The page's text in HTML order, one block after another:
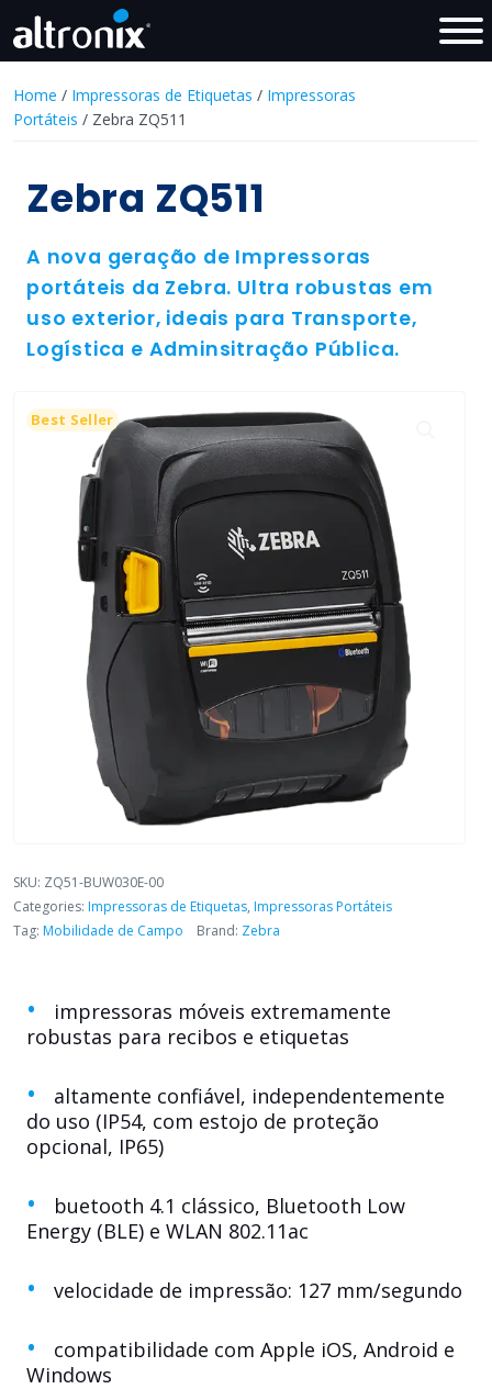
Home / Impressoras de Etiquetas / Impressoras
Portáteis / Zebra ZQ511
Zebra ZQ511
A nova geração de Impressoras
portáteis da Zebra. Ultra robustas em
uso exterior, ideais para Transporte,
Logística e Adminsitração Pública.
Best Seller
SKU: ZQ51-BUW030E-00
Categories: Impressoras de Etiquetas, Impressoras Portáteis
Tag: Mobilidade de Campo Brand: Zebra
impressoras móveis extremamente
robustas para recibos e etiquetas
altamente confiável, independentemente
do uso (IP54, com estojo de proteção
opcional, IP65)
buetooth 4.1 clássico, Bluetooth Low
Energy (BLE) e WLAN 802.11ac
velocidade de impressão: 127 mm/segundo
compatibilidade com Apple iOS, Android e
Windows